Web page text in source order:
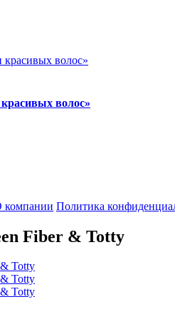
волос»
компании Политика
Fiber & Totty